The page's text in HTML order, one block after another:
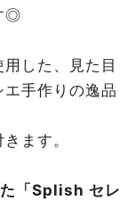
◎
した、見た目
手作りの逸品
ます。
「Splish セレ